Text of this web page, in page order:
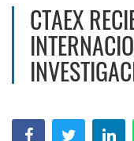
CTAEX